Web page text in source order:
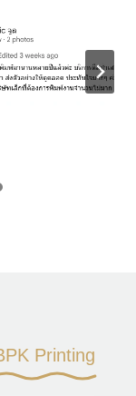
Printing